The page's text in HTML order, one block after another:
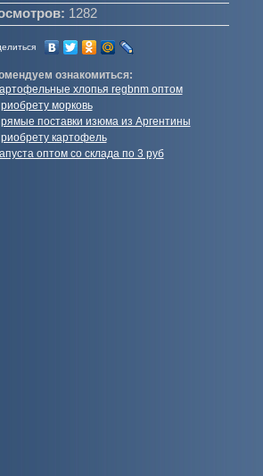
1282
ознакомиться:
хлопья regbnm оптом
морковь
поставки изюма из Аргентины
картофель
оптом со склада по 3 руб